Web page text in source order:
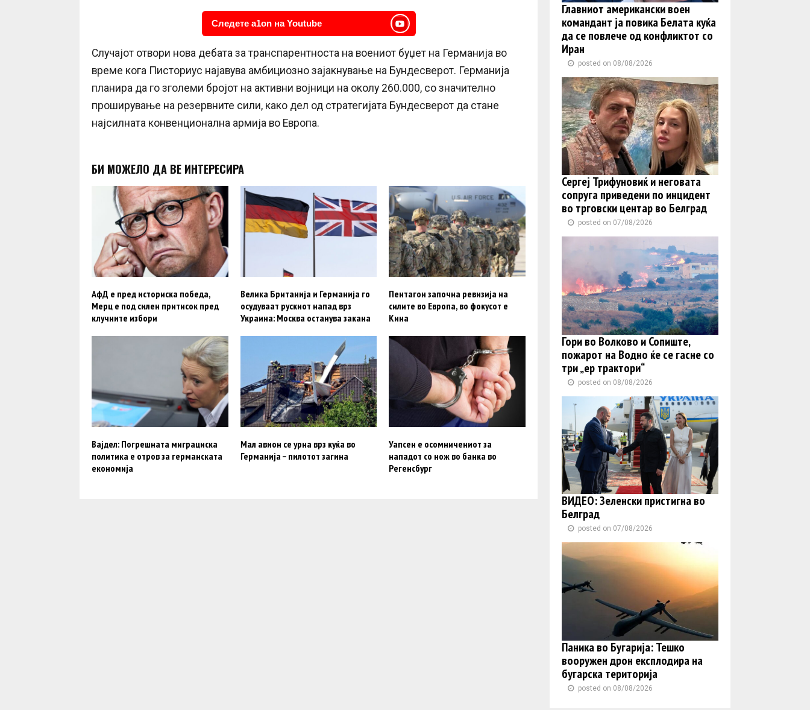
Следете a1on на Youtube
Случајот отвори нова дебата за транспарентноста на воениот буџет на Германија во
време кога Писториус најавува амбициозно зајакнување на Бундесверот. Германија
планира да го зголеми бројот на активни војници на околу 260.000, со значително
проширување на резервните сили, како дел од стратегијата Бундесверот да стане
најсилната конвенционална армија во Европа.
БИ МОЖЕЛО ДА ВЕ ИНТЕРЕСИРА
АфД е пред историска победа,
Мерц е под силен притисок пред
клучните избори
Велика Британија и Германија го
осудуваат рускиот напад врз
Украина: Москва останува закана
Пентагон започна ревизија на
силите во Европа, во фокусот е
Кина
Вајдел: Погрешната миграциска
политика е отров за германската
економија
Мал авион се урна врз куќа во
Германија – пилотот загина
Уапсен e осомничениот за
нападот со нож во банка во
Регенсбург
Главниот американски воен
командант ја повика Белата куќа
да се повлече од конфликтот со
Иран
posted on 08/08/2026
Сергеј Трифуновиќ и неговата
сопруга приведени по инцидент
во трговски центар во Белград
posted on 07/08/2026
Гори во Волково и Сопиште,
пожарот на Водно ќе се гасне со
три „ер трактори“
posted on 08/08/2026
ВИДЕО: Зеленски пристигна во
Белград
posted on 07/08/2026
Паника во Бугарија: Тешко
вооружен дрон експлодира на
бугарска територија
posted on 08/08/2026